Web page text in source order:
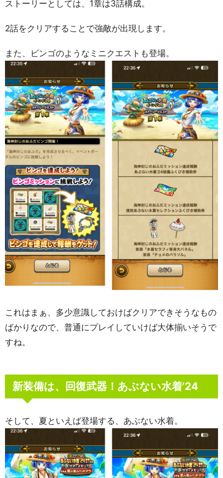
ストーリーとしては、1章は3話構成。
2話をクリアすることで強敵が出現します。
また、ビンゴのようなミニクエストも登場。
これはまぁ、多少意識しておけばクリアできそうなもの
ばかりなので、普通にプレイしていけば大体揃いそうで
すね。
新装備は、回復武器！あぶない水着’24
そして、夏といえば登場する、あぶない水着。